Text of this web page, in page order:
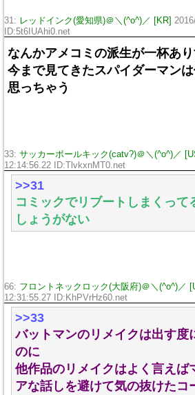
31: レッドインク(愛知県)＠＼(^o^)／ [KR]
ID:5t6IUAhi0.net
なんかアメコミの派生が一杯あ
今まで見てきたスパイダーマン
思っちゃう
33: サッカーボールキック(catv?)＠＼(^o^)／
12:14:56.22 ID:TlvkxnMT0.net
>>31
コミックでリブートしまくって
しょうがない
66: フロントネックロック(大阪府)＠＼(^o^)／
12:31:55.27 ID:KhPVrHz60.net
>>33
バットマンのリメイクは出す度
のに
他作品のリメイクはよく言えば
アな話しを避けて気の抜けたコ